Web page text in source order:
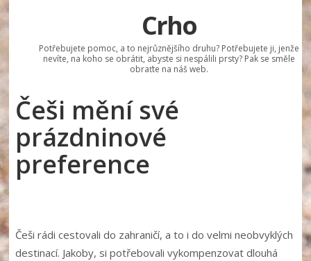
Crho
Potřebujete pomoc, a to nejrůznějšího druhu? Potřebujete ji, jenže
nevíte, na koho se obrátit, abyste si nespálili prsty? Pak se směle
obraťte na náš web.
Češi mění své
prázdninové
preference
Češi rádi cestovali do zahraničí, a to i do velmi neobvyklých
destinací. Jakoby, si potřebovali vykompenzovat dlouhá